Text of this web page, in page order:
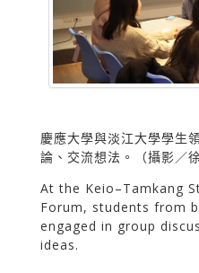
慶應大學與淡江大學學生
論、交流想法。（攝影／徐
At the Keio–Tamkang
Forum, students from
engaged in group
ideas.